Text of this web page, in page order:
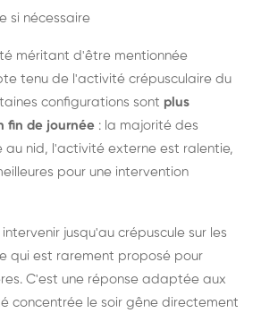
si nécessaire
méritant d'être mentionnée
tenu de l'activité crépusculaire du
configurations sont plus
fin de journée : la majorité des
au nid, l'activité externe est ralentie,
pour une intervention
jusqu'au crépuscule sur les
qui est rarement proposé pour
C'est une réponse adaptée aux
concentrée le soir gêne directement